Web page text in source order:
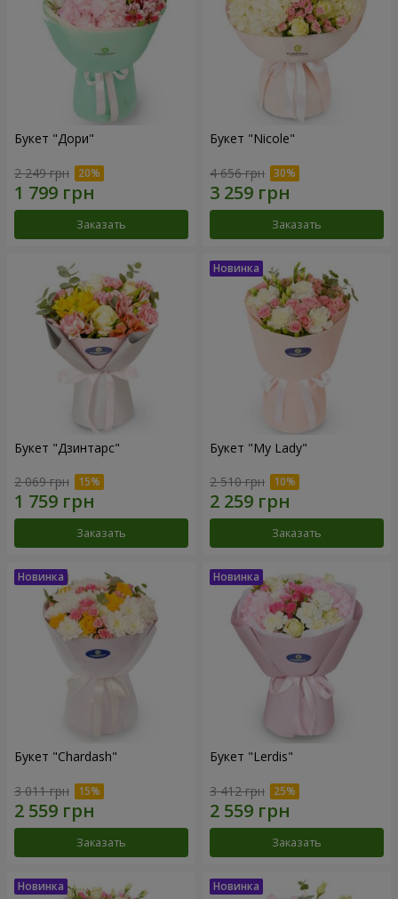
Букет "Дори"
2 249 грн
Заказать
Букет "Nicole"
4 656 грн
Заказать
Букет "Дзинтарс"
2 069 грн
Заказать
Букет "My Lady"
2 510 грн
Заказать
Букет "Chardash"
3 011 грн
Заказать
Букет "Lerdis"
3 412 грн
Заказать